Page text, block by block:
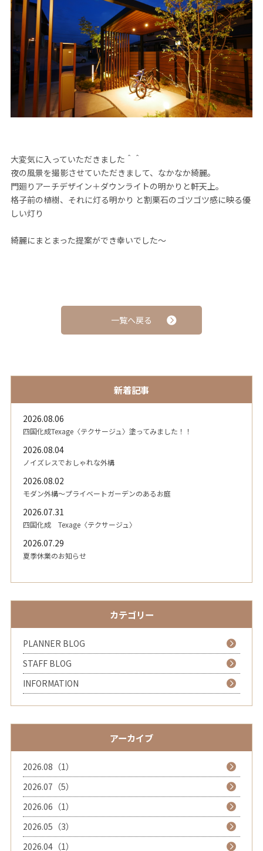
大変気に入っていただきました＾＾
夜の風景を撮影させていただきまして、なかなか綺麗。
門廻りアーチデザイン＋ダウンライトの明かりと軒天上。
格子前の植樹、それに灯る明かり と割栗石のゴツゴツ感に映る優
しい灯り
綺麗にまとまった提案ができ幸いでした～
一覧へ戻る
新着記事
2026.08.06
四国化成Texage〈テクサージュ〉塗ってみました！！
2026.08.04
ノイズレスでおしゃれな外構
2026.08.02
モダン外構～プライベートガーデンのあるお庭
2026.07.31
四国化成 Texage〈テクサージュ〉
2026.07.29
夏季休業のお知らせ
カテゴリー
PLANNER BLOG
STAFF BLOG
INFORMATION
アーカイブ
2026.08（1）
2026.07（5）
2026.06（1）
2026.05（3）
2026.04（1）